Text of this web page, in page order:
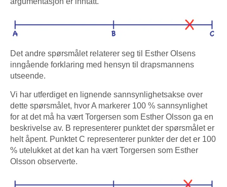
Det andre spørsmålet relaterer seg til Esther Olsens
inngående forklaring med hensyn til drapsmannens
utseende.
Vi har utferdiget en lignende sannsynlighetsakse over
dette spørsmålet, hvor A markerer 100 % sannsynlighet
for at det må ha vært Torgersen som Esther Olsson ga en
beskrivelse av. B representerer punktet der spørsmålet er
helt åpent. Punktet C representerer punkter der det er 100
% utelukket at det kan ha vært Torgersen som Esther
Olsson observerte.